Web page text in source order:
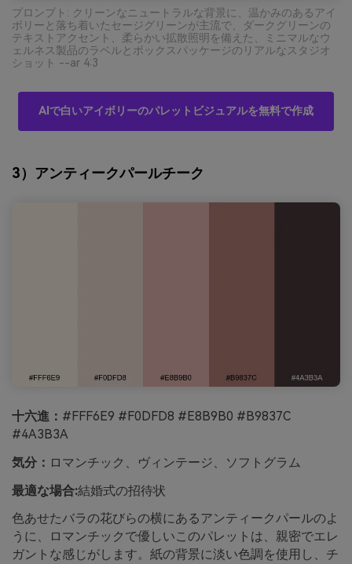
プロンプト: クリーンなニュートラルな背景に、温かみのあるアイ
ボリーと落ち着いたセージグリーンが主流で、ダークグリーンの
テキストアクセント、柔らかい拡散照明を備えた、ミニマルなウ
ェルネス製品のラベルとボックスパッケージのリアルなスタジオ
ショット --ar 4:3
AIで白いアイボリーのパレットビジュアルを無料で作成
3）アンティークパールチーク
十六進： #FFF6E9 #F0DFD8 #E8B9B0 #B9837C
#4A3B3A
気分： ロマンチック、ヴィンテージ、ソフトグラム
最適な場合:結婚式の招待状
色あせたバラの花びらの横にあるアンティークパールのよ
うに、ロマンチックで優しいこのパレットは、親密でエレ
ガントな感じがします。紙の背景に淡い色調を使用し、チ